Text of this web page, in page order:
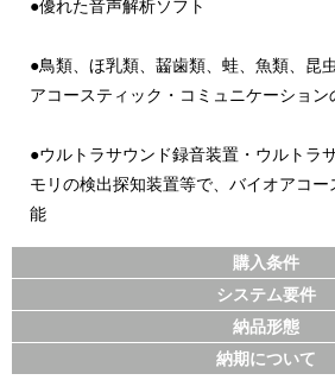
●優れた音声解析ソフト
●鳥類、ほ乳類、齧歯類、蛙、魚類、昆
アコースティック・コミュニケーション
●ウルトラサウンド録音装置・ウルトラ
モリの検出探知装置等で、バイオアコ
能
購入条件
システム要件
納品形態
納期について